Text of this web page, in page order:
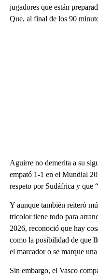
jugadores que están
Que, al final de los 90
Aguirre no demerita a su
empató 1-1 en el Mundial
respeto por Sudáfrica y que
Y aunque también reiteró
tricolor tiene todo para
2026, reconoció que hay
como la posibilidad de que
el marcador o se marque
Sin embargo, el Vasco